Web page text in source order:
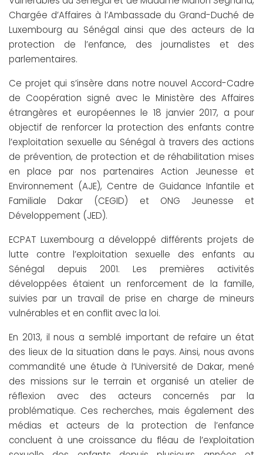
Chargée d’Affaires à l’Ambassade du Grand-Duché de
Luxembourg au Sénégal ainsi que des acteurs de la
protection de l’enfance, des journalistes et des
parlementaires.
Ce projet qui s’insère dans notre nouvel Accord-Cadre
de Coopération signé avec le Ministère des Affaires
étrangères et européennes le 18 janvier 2017, a pour
objectif de renforcer la protection des enfants contre
l’exploitation sexuelle au Sénégal à travers des actions
de prévention, de protection et de réhabilitation mises
en place par nos partenaires Action Jeunesse et
Environnement (AJE), Centre de Guidance Infantile et
Familiale Dakar (CEGID) et ONG Jeunesse et
Développement (JED).
ECPAT Luxembourg a développé différents projets de
lutte contre l’exploitation sexuelle des enfants au
Sénégal depuis 2001. Les premières activités
développées étaient un renforcement de la famille,
suivies par un travail de prise en charge de mineurs
vulnérables et en conflit avec la loi.
En 2013, il nous a semblé important de refaire un état
des lieux de la situation dans le pays. Ainsi, nous avons
commandité une étude à l’Université de Dakar, mené
des missions sur le terrain et organisé un atelier de
réflexion avec des acteurs concernés par la
problématique. Ces recherches, mais également des
médias et acteurs de la protection de l’enfance
concluent à une croissance du fléau de l’exploitation